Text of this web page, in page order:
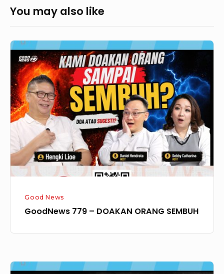
You may also like
GoodNews
779
–
DOAKAN
ORANG
SEMBUH
Good News
GoodNews 779 – DOAKAN ORANG SEMBUH
GoodNews